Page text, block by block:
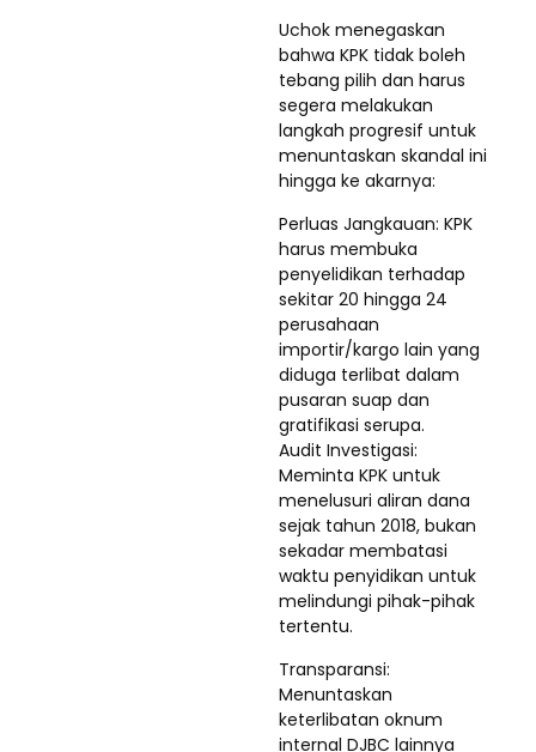
​Uchok menegaskan
bahwa KPK tidak boleh
tebang pilih dan harus
segera melakukan
langkah progresif untuk
menuntaskan skandal ini
hingga ke akarnya:
​Perluas Jangkauan: KPK
harus membuka
penyelidikan terhadap
sekitar 20 hingga 24
perusahaan
importir/kargo lain yang
diduga terlibat dalam
pusaran suap dan
gratifikasi serupa.
​Audit Investigasi:
Meminta KPK untuk
menelusuri aliran dana
sejak tahun 2018, bukan
sekadar membatasi
waktu penyidikan untuk
melindungi pihak-pihak
tertentu.
​Transparansi:
Menuntaskan
keterlibatan oknum
internal DJBC lainnya